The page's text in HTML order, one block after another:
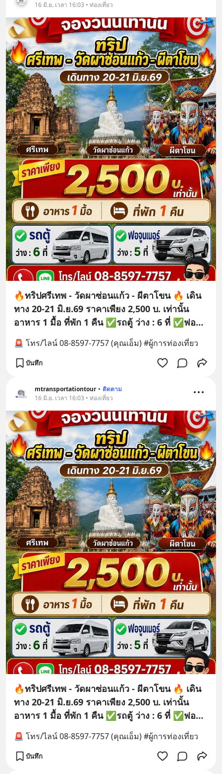
16 มิ.ย. เวลา 16:03 • ท่องเที่ยว
🔥ทริปศรีเทพ - วัดผาซ่อนแก้ว - ผีตาโขน 🔥 เดิน
ทาง 20-21 มิ.ย.69 ราคาเพียง 2,500 บ. เท่านั้น
อาหาร 1 มื้อ ที่พัก 1 คืน ✅️️️รถตู้ ว่าง : 6 ที่ ✅️️️ฟอจูน
เนอร์ ว่าง : 5 ที่
🚨 โทร/ไลน์ 08-8597-7757 (คุณเอ็ม) #ผู้การท่องเที่ยว
บันทึก
mtransportationtour • ติดตาม
16 มิ.ย. เวลา 16:03 • ท่องเที่ยว
🔥ทริปศรีเทพ - วัดผาซ่อนแก้ว - ผีตาโขน 🔥 เดิน
ทาง 20-21 มิ.ย.69 ราคาเพียง 2,500 บ. เท่านั้น
อาหาร 1 มื้อ ที่พัก 1 คืน ✅️️️รถตู้ ว่าง : 6 ที่ ✅️️️ฟอจูน
เนอร์ ว่าง : 5 ที่
🚨 โทร/ไลน์ 08-8597-7757 (คุณเอ็ม) #ผู้การท่องเที่ยว
บันทึก